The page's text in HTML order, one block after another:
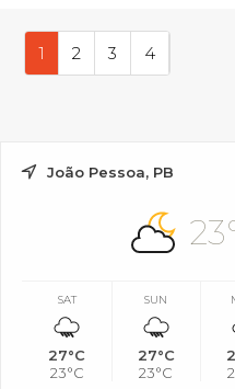
1 2 3 4
João Pessoa, PB
SAT
27°C
23°C
SUN
27°C
23°C